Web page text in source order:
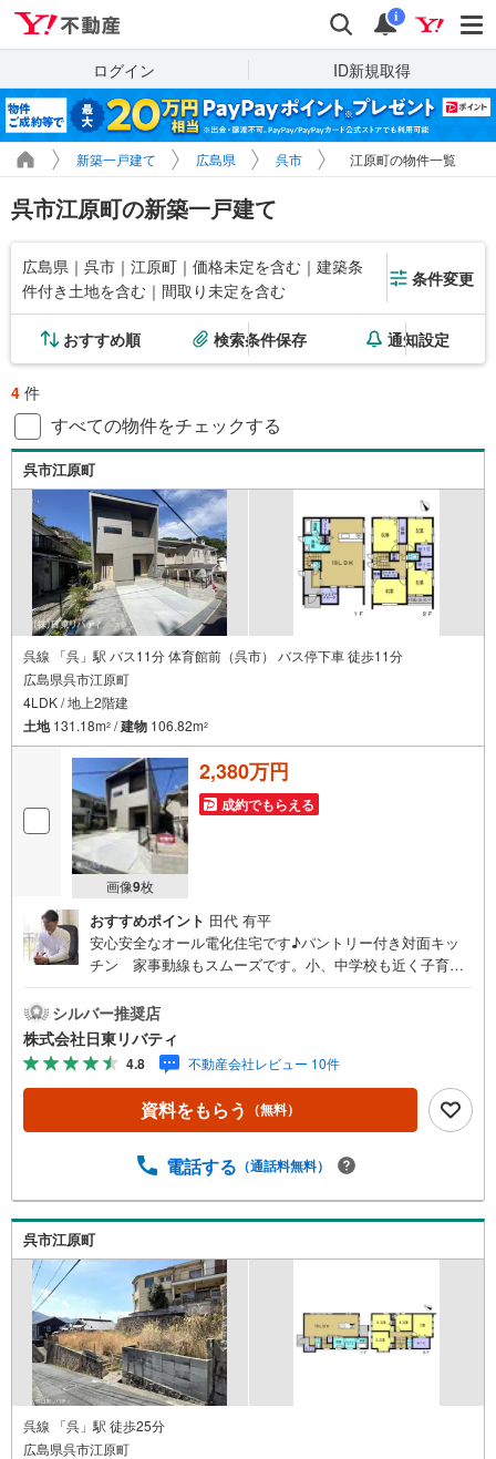
検索 通知
i
ログイン ID新規取得
新築一戸建て 広島県 呉市 江原町の物件一覧
呉市江原町の新築一戸建て
広島県｜呉市｜江原町｜価格未定を含む｜建築条
件付き土地を含む｜間取り未定を含む
条件変更
おすすめ順 検索条件保存 通知設定
4 件
すべての物件をチェックする
呉市江原町
呉線 「呉」駅 バス11分 体育館前（呉市） バス停下車 徒歩11分
広島県呉市江原町
4LDK / 地上2階建
土地131.18m2 /建物 106.82m2
画像9枚
2,380万円
成約でもらえる
おすすめポイント 田代 有平
安心安全なオール電化住宅です♪パントリー付き対面キッ
チン 家事動線もスムーズです。小、中学校も近く子育て
東リバティへ!!チラシやネット広告に載っていない物件もご
紹介できます。広島市内はもちろん廿日市から呉・東広島
まで6000物件の豊富な情報量!!「実際に自分自身が住む家
を見て納得して買いたい」広告では分かり難い物件の長所
や短所を現地でご確認できます。お気軽にお問い合わせ下
さい。TV電話やLINE等でオンライン案内も可能です。お気
に」をモットーに、創業以来多くのお客様に信頼と信用を
ができました。「人と人、心と心」これからもこの精神を
大切に、お客様へのサポートをさせて頂きます。株式会社
日東リバティ〒732-0818広島市南区段原日出2丁目2-22-2F
シルバー推奨店
株式会社日東リバティ
4.8 不動産会社レビュー 10件
資料をもらう （無料）
電話する （通話料無料）
呉市江原町
呉線 「呉」駅 徒歩25分
広島県呉市江原町